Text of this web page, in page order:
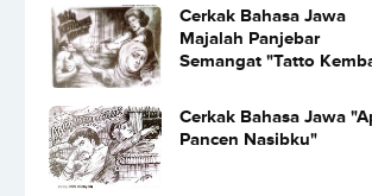
Cerkak Bahasa Jawa
Majalah Panjebar
Semangat "Tatto
Cerkak Bahasa Jawa
Pancen Nasibku"